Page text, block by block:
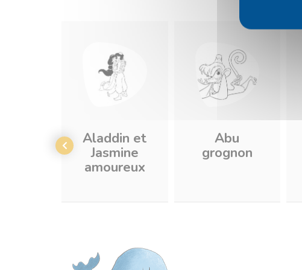
Aladdin et
Jasmine
amoureux
Abu
grognon